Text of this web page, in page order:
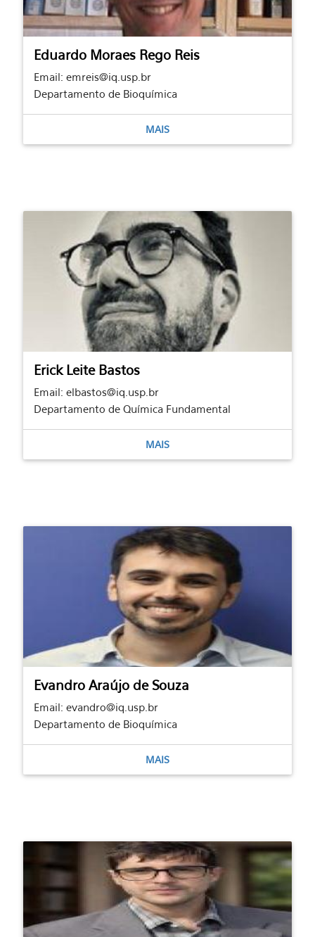
Eduardo Moraes Rego Reis
Email: emreis@iq.usp.br
Departamento de Bioquímica
MAIS
Erick Leite Bastos
Email: elbastos@iq.usp.br
Departamento de Química Fundamental
MAIS
Evandro Araújo de Souza
Email: evandro@iq.usp.br
Departamento de Bioquímica
MAIS